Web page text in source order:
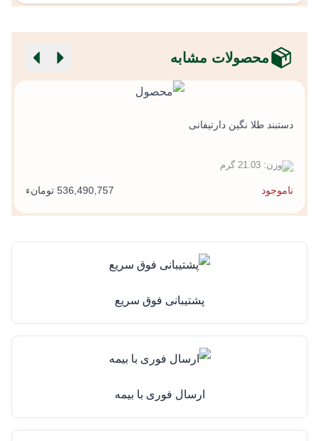
محصولات مشابه
دستبند طلا نگین دارتیفانی
وزن: 21.03 گرم
ناموجود 536,490,757 تومانء
پشتیبانی فوق سریع
ارسال فوری با بیمه